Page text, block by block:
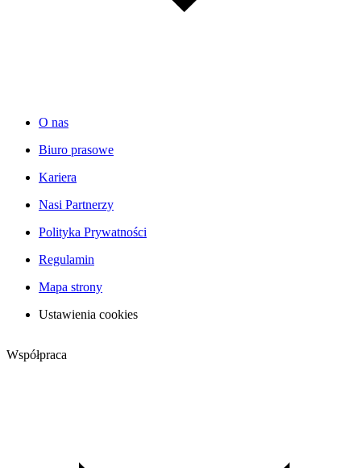
O nas
Biuro prasowe
Kariera
Nasi Partnerzy
Polityka Prywatności
Regulamin
Mapa strony
Ustawienia cookies
Współpraca